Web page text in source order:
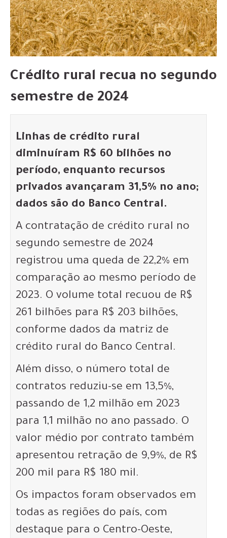
Crédito rural recua no segundo
semestre de 2024
Linhas de crédito rural
diminuíram R$ 60 bilhões no
período, enquanto recursos
privados avançaram 31,5% no ano;
dados são do Banco Central.
A contratação de crédito rural no
segundo semestre de 2024
registrou uma queda de 22,2% em
comparação ao mesmo período de
2023. O volume total recuou de R$
261 bilhões para R$ 203 bilhões,
conforme dados da matriz de
crédito rural do Banco Central.
Além disso, o número total de
contratos reduziu-se em 13,5%,
passando de 1,2 milhão em 2023
para 1,1 milhão no ano passado. O
valor médio por contrato também
apresentou retração de 9,9%, de R$
200 mil para R$ 180 mil.
Os impactos foram observados em
todas as regiões do país, com
destaque para o Centro-Oeste,